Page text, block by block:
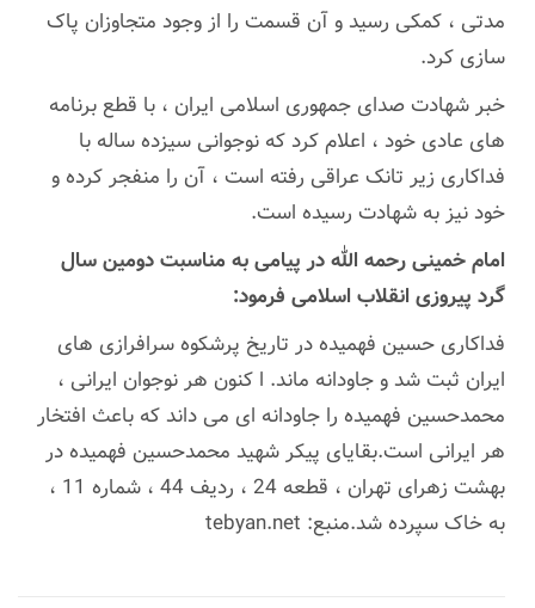
مدتی ، کمکی رسید و آن قسمت را از وجود متجاوزان پاک
سازی کرد.
خبر شهادت صدای جمهوری اسلامی ایران ، با قطع برنامه
های عادی خود ، اعلام کرد که نوجوانی سیزده ساله با
فداکاری زیر تانک عراقی رفته است ، آن را منفجر کرده و
خود نیز به شهادت رسیده است.
امام خمینی رحمه الله در پیامی به مناسبت دومین سال
گرد پیروزی انقلاب اسلامی فرمود:
فداکاری حسین فهمیده در تاریخ پرشکوه سرافرازی های
ایران ثبت شد و جاودانه ماند. ا کنون هر نوجوان ایرانی ،
محمدحسین فهمیده را جاودانه ای می داند که باعث افتخار
هر ایرانی است.بقایای پیکر شهید محمدحسین فهمیده در
بهشت ​​زهرای تهران ، قطعه 24 ، ردیف 44 ، شماره 11 ،
به خاک سپرده شد.منبع: tebyan.net